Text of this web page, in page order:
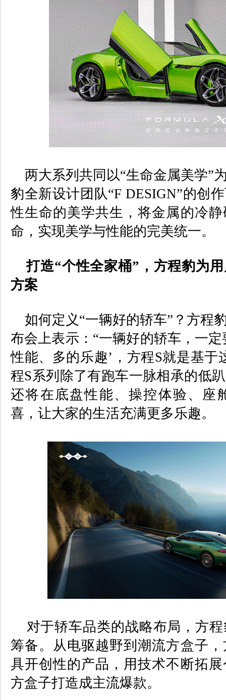
两大系列共同以“生命金属美学”
豹全新设计团队“F DESIGN”的创
性生命的美学共生，将金属的冷
命，实现美学与性能的完美统一。
打造“个性全家桶”，方程豹为
方案
如何定义“一辆好的轿车”？方程
布会上表示：“一辆好的轿车，一
性能、多的乐趣’，方程S就是基于
程S系列除了有跑车一脉相承的低
还将在底盘性能、操控体验、座
喜，让大家的生活充满更多乐趣。
对于轿车品类的战略布局，方程
筹备。从电驱越野到潮流方盒子
具开创性的产品，用技术不断拓
方盒子打造成主流爆款。